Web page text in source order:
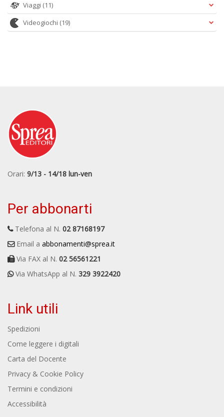
Viaggi (11)
Videogiochi (19)
Orari: 9/13 - 14/18 lun-ven
Per abbonarti
Telefona al N. 02 87168197
Email a abbonamenti@sprea.it
Via FAX al N. 02 56561221
Via WhatsApp al N. 329 3922420
Link utili
Spedizioni
Come leggere i digitali
Carta del Docente
Privacy & Cookie Policy
Termini e condizioni
Accessibilità